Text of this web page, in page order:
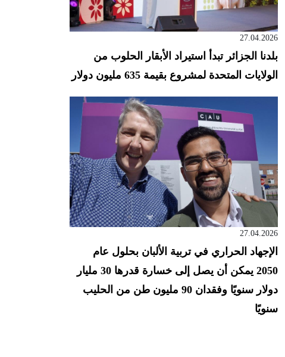
27.04.2026
بلدنا الجزائر تبدأ استيراد الأبقار الحلوب من
الولايات المتحدة لمشروع بقيمة 635 مليون دولار
27.04.2026
الإجهاد الحراري في تربية الألبان بحلول عام
2050 يمكن أن يصل إلى خسارة قدرها 30 مليار
دولار سنويًا وفقدان 90 مليون طن من الحليب
سنويًا